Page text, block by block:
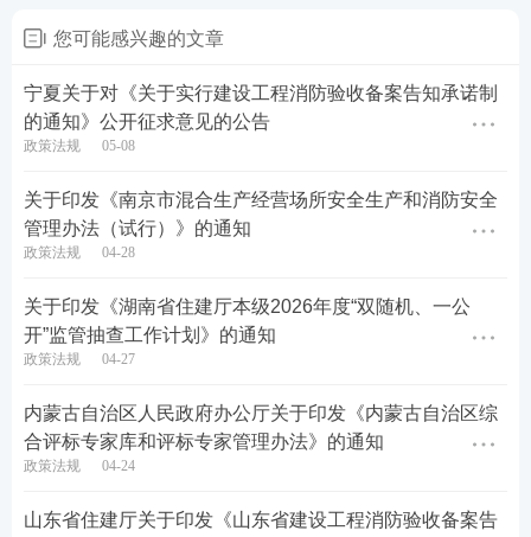
单位、设计单位、施工单位、监理单位落实主体责
任。在保证安全的前提下，鼓励探索开展智慧监管、
无感监管。
(一)加强组织领导。各地住房城乡建设、自然资源、
人防、消防救援等部门要高度重视，强化协同联动，
形成工作合力，确保建设项目联合验收“一件事”有序
推进、有效落地。发展改革、数据管理等部门按职责
为联合验收“一件事”提供政策、数据等方面支持。
(二)健全评估机制。住房城乡建设部建立健全全过
程、可量化的跟踪监测与效果评估机制，适时对建设
验进行评估。各地要认真总结经验做法，及时报送住
您可能感兴趣的文章
宁夏关于对《关于实行建设工程消防验收备案告知承诺制
的通知》公开征求意见的公告
政策法规 05-08
关于印发《南京市混合生产经营场所安全生产和消防安全
管理办法（试行）》的通知
政策法规 04-28
关于印发《湖南省住建厅本级2026年度“双随机、一公
开”监管抽查工作计划》的通知
政策法规 04-27
内蒙古自治区人民政府办公厅关于印发《内蒙古自治区综
合评标专家库和评标专家管理办法》的通知
政策法规 04-24
山东省住建厅关于印发《山东省建设工程消防验收备案告